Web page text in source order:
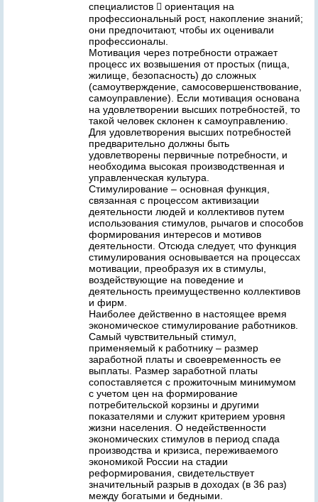
специалистов  ориентация на
профессиональный рост, накопление знаний;
они предпочитают, чтобы их оценивали
профессионалы.
Мотивация через потребности отражает
процесс их возвышения от простых (пища,
жилище, безопасность) до сложных
(самоутверждение, самосовершенствование,
самоуправление). Если мотивация основана
на удовлетворении высших потребностей, то
такой человек склонен к самоуправлению.
Для удовлетворения высших потребностей
предварительно должны быть
удовлетворены первичные потребности, и
необходима высокая производственная и
управленческая культура.
Стимулирование – основная функция,
связанная с процессом активизации
деятельности людей и коллективов путем
использования стимулов, рычагов и способов
формирования интересов и мотивов
деятельности. Отсюда следует, что функция
стимулирования основывается на процессах
мотивации, преобразуя их в стимулы,
воздействующие на поведение и
деятельность преимущественно коллективов
и фирм.
Наиболее действенно в настоящее время
экономическое стимулирование работников.
Самый чувствительный стимул,
применяемый к работнику – размер
заработной платы и своевременность ее
выплаты. Размер заработной платы
сопоставляется с прожиточным минимумом
с учетом цен на формирование
потребительской корзины и другими
показателями и служит критерием уровня
жизни населения. О недейственности
экономических стимулов в период спада
производства и кризиса, переживаемого
экономикой России на стадии
реформирования, свидетельствует
значительный разрыв в доходах (в 36 раз)
между богатыми и бедными.